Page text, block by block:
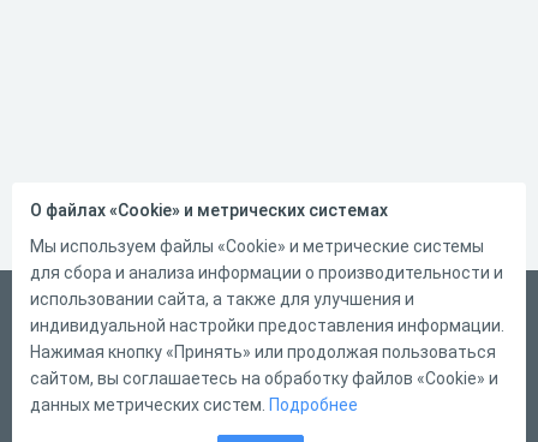
Український
Справка
Форма обратной связи
О файлах «Cookie» и метрических системах
Мы используем файлы «Cookie» и метрические системы
для сбора и анализа информации о производительности и
использовании сайта, а также для улучшения и
индивидуальной настройки предоставления информации.
Нажимая кнопку «Принять» или продолжая пользоваться
сайтом, вы соглашаетесь на обработку файлов «Cookie» и
данных метрических систем. Подробнее